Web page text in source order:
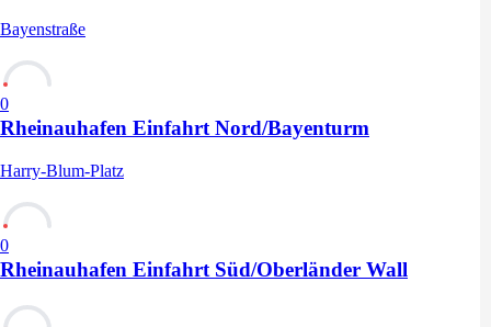
Bayenstraße
0
Rheinauhafen Einfahrt Nord/Bayenturm
Harry-Blum-Platz
0
Rheinauhafen Einfahrt Süd/Oberländer Wall